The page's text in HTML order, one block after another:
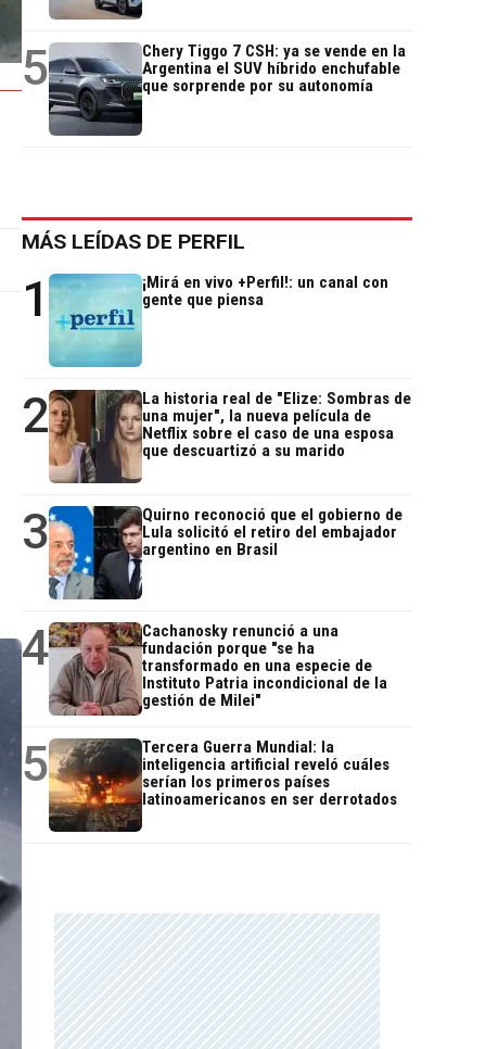
5
Chery Tiggo 7 CSH: ya se vende en la
Argentina el SUV híbrido enchufable
que sorprende por su autonomía
MÁS LEÍDAS DE PERFIL
1
¡Mirá en vivo +Perfil!: un canal con
gente que piensa
2
La historia real de "Elize: Sombras de
una mujer", la nueva película de
Netflix sobre el caso de una esposa
que descuartizó a su marido
3
Quirno reconoció que el gobierno de
Lula solicitó el retiro del embajador
argentino en Brasil
4
Cachanosky renunció a una
fundación porque "se ha
transformado en una especie de
Instituto Patria incondicional de la
gestión de Milei"
5
Tercera Guerra Mundial: la
inteligencia artificial reveló cuáles
serían los primeros países
latinoamericanos en ser derrotados